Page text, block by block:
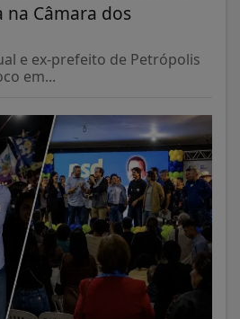
Câmara dos
e ex-prefeito de Petrópolis
em...